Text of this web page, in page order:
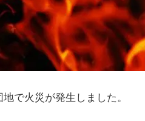
で火災が発生しました。